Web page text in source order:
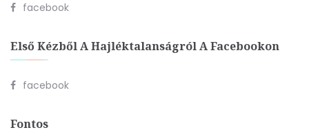
facebook
Első Kézből A Hajléktalanságról A Facebookon
facebook
Fontos